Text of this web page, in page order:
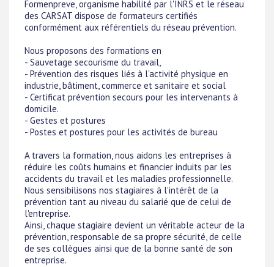
Formenpreve, organisme habilité par l'INRS et le réseau
des CARSAT dispose de formateurs certifiés
conformément aux référentiels du réseau prévention.
Nous proposons des formations en
- Sauvetage secourisme du travail,
- Prévention des risques liés à l'activité physique en
industrie, bâtiment, commerce et sanitaire et social
- Certificat prévention secours pour les intervenants à
domicile.
- Gestes et postures
- Postes et postures pour les activités de bureau
A travers la formation, nous aidons les entreprises à
réduire les coûts humains et financier induits par les
accidents du travail et les maladies professionnelle.
Nous sensibilisons nos stagiaires à l'intérêt de la
prévention tant au niveau du salarié que de celui de
l'entreprise.
Ainsi, chaque stagiaire devient un véritable acteur de la
prévention, responsable de sa propre sécurité, de celle
de ses collègues ainsi que de la bonne santé de son
entreprise.